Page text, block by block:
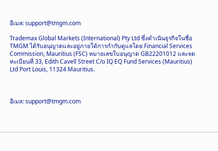
อีเมล: support@tmgm.com
Trademax Global Markets (International) Pty Ltd ซึ่งดำเนินธุรกิจในชื่อ
TMGM ได้รับอนุญาตและอยู่ภายใต้การกำกับดูแลโดย Financial Services
Commission, Mauritius (FSC) หมายเลขใบอนุญาต GB22201012 และจด
ทะเบียนที่ 33, Edith Cavell Street C/o IQ EQ Fund Services (Mauritius)
Ltd Port Louis, 11324 Mauritius.
อีเมล: support@tmgm.com